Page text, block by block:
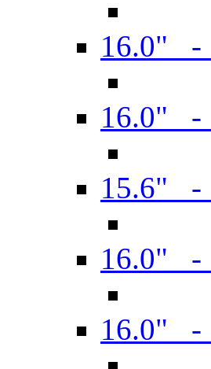
16.0" -
16.0" -
15.6" -
16.0" -
16.0" -